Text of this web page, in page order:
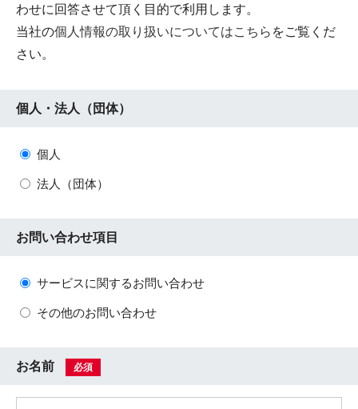
わせに回答させて頂く目的で利用します。
当社の個人情報の取り扱いについてはこちら をご覧くだ
さい。
個人・法人（団体）
個人
法人（団体）
お問い合わせ項目
サービスに関するお問い合わせ
その他のお問い合わせ
お名前 必須